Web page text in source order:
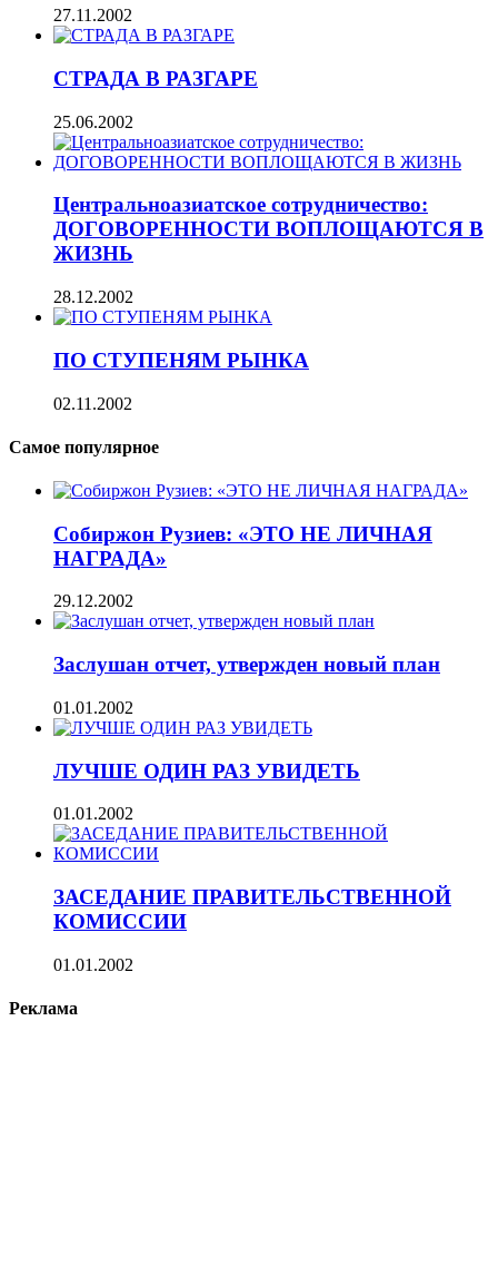
27.11.2002
СТРАДА В РАЗГАРЕ
25.06.2002
Центральноазиатское сотрудничество:
ДОГОВОРЕННОСТИ ВОПЛОЩАЮТСЯ В
ЖИЗНЬ
28.12.2002
ПО СТУПЕНЯМ РЫНКА
02.11.2002
Самое популярное
Собиржон Рузиев: «ЭТО НЕ ЛИЧНАЯ
НАГРАДА»
29.12.2002
Заслушан отчет, утвержден новый план
01.01.2002
ЛУЧШЕ ОДИН РАЗ УВИДЕТЬ
01.01.2002
ЗАСЕДАНИЕ ПРАВИТЕЛЬСТВЕННОЙ
КОМИССИИ
01.01.2002
Реклама